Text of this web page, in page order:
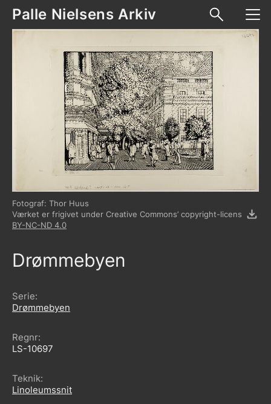
Skip to content
Palle Nielsens Arkiv
Fotograf: Thor Huus
Værket er frigivet under Creative Commons’ copyright-licens
BY-NC-ND 4.0
Drømmebyen
Serie
Drømmebyen
Regnr
LS-10697
Teknik
Linoleumssnit